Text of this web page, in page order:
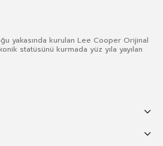
yakasında kurulan Lee Cooper Orijinal
statüsünü kurmada yüz yıla yayılan